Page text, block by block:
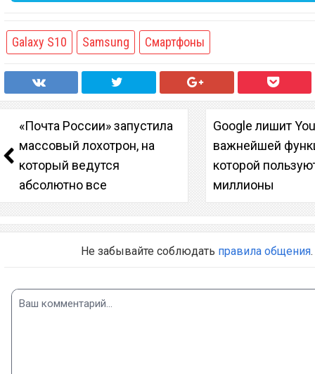
Galaxy S10 Samsung Смартфоны
«Почта России» запустила
массовый лохотрон, на
который ведутся
абсолютно все
Google лишит
важнейшей
которой
миллионы
Не забывайте соблюдать правила общения.